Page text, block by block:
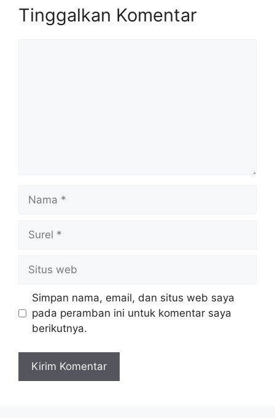
Tinggalkan Komentar
Nama
Surel
Situs
web
Simpan nama, email, dan situs web saya
pada peramban ini untuk komentar saya
berikutnya.